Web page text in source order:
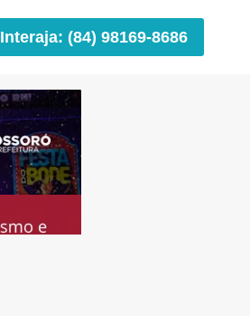
Interaja: (84) 98169-8686